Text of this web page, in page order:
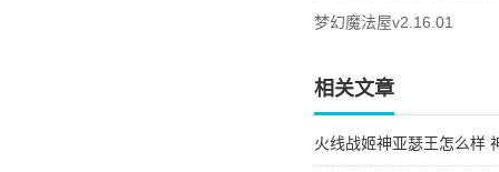
梦幻魔法屋v2.16.01
相关文章
火线战姬神亚瑟王怎么样